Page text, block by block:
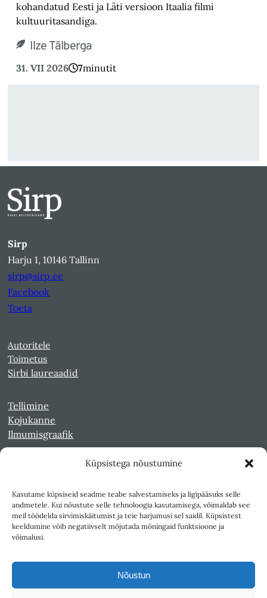
Küpsistega nõustumine
Kasutame küpsiseid seadme teabe salvestamiseks ja ligipääsuks selle
andmetele. Kui nõustute selle tehnoloogia kasutamisega, võimaldab see
meil töödelda sirvimiskäitumist ja teie harjumusi sel saidil. Küpsistest
keeldumine võib negatiivselt mõjutada mõningaid funktsioone ja
võimalusi.
Nõustun
kohandatud Eesti ja Läti versioon Itaalia filmi
kultuuritasandiga.
Ilze Tālberga
31. VII 2026 7minutit
Sirp
Harju 1, 10146 Tallinn
sirp@sirp.ee
Facebook
Toeta
Autoritele
Toimetus
Sirbi laureaadid
Tellimine
Kojukanne
Ilmumisgraafik
Kultuurileht 1994-1997
Reede 1989-1990
Sirp ja Vasar 1940-1989
Teksti- ja andmekaeve